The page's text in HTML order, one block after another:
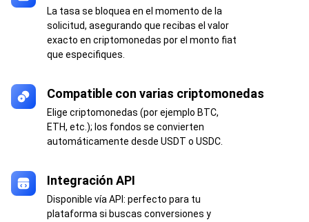
La tasa se bloquea en el momento de la
solicitud, asegurando que recibas el valor
exacto en criptomonedas por el monto fiat
que especifiques.
Compatible con varias criptomonedas
Elige criptomonedas (por ejemplo BTC,
ETH, etc.); los fondos se convierten
automáticamente desde USDT o USDC.
Integración API
Disponible vía API: perfecto para tu
plataforma si buscas conversiones y